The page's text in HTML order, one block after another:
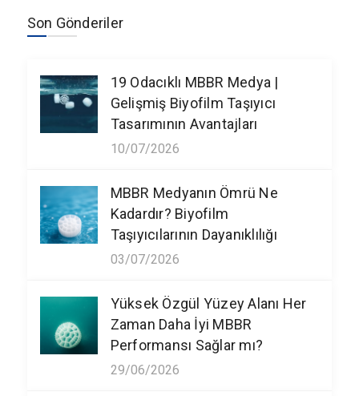
Son Gönderiler
19 Odacıklı MBBR Medya |
Gelişmiş Biyofilm Taşıyıcı
Tasarımının Avantajları
10/07/2026
MBBR Medyanın Ömrü Ne
Kadardır? Biyofilm
Taşıyıcılarının Dayanıklılığı
03/07/2026
Yüksek Özgül Yüzey Alanı Her
Zaman Daha İyi MBBR
Performansı Sağlar mı?
29/06/2026